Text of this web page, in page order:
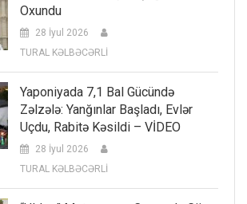
Oxundu
28 İyul 2026
TURAL KƏLBƏCƏRLİ
Yaponiyada 7,1 Bal Gücündə
Zəlzələ: Yanğınlar Başladı, Evlər
Uçdu, Rabitə Kəsildi – VİDEO
28 İyul 2026
TURAL KƏLBƏCƏRLİ